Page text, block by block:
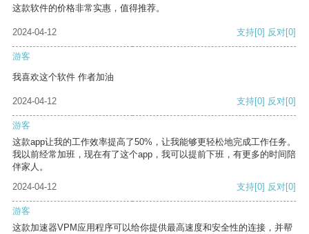
这款软件的价格非常实惠，值得推荐。
2024-04-12 支持[0] 反对[0]
游客
我喜欢这个软件 作者加油
2024-04-12 支持[0] 反对[0]
游客
这款app让我的工作效率提高了50%，让我能够更轻松地完成工作任务。
我以前经常加班，现在有了这个app，我可以提前下班，有更多的时间陪
伴家人。
2024-04-12
支持[0] 反对[0]
游客
这款加速器VPM应用程序可以给你提供最高速度和安全性的连接，并帮